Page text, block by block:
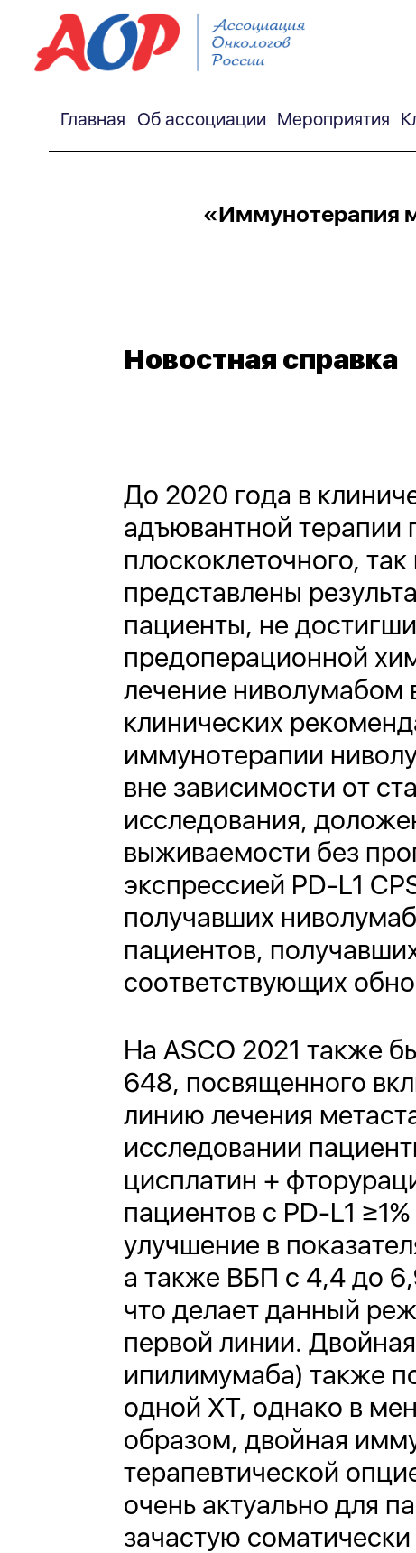
Главная Об ассоциации Мероприятия
«Иммунотерапия
Новостная справка
До 2020 года в
адъювантной терапии
плоскоклеточного,
представлены
пациенты, не
предоперационной
лечение ниволумабом
клинических
иммунотерапии
вне зависимости от
исследования,
выживаемости без
экспрессией PD-L1
получавших
пациентов,
соответствующих
На ASCO 2021 также
648, посвященного
линию лечения
исследовании
цисплатин +
пациентов с PD-L1
улучшение в
а также ВБП с 4,4 до
что делает данный
первой линии.
ипилимумаба) также
одной ХТ, однако в
образом, двойная
терапевтической
очень актуально для
зачастую